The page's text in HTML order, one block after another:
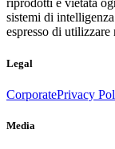
riprodotti è vietata
sistemi di
espresso di
Legal
CorporatePrivacy
Media